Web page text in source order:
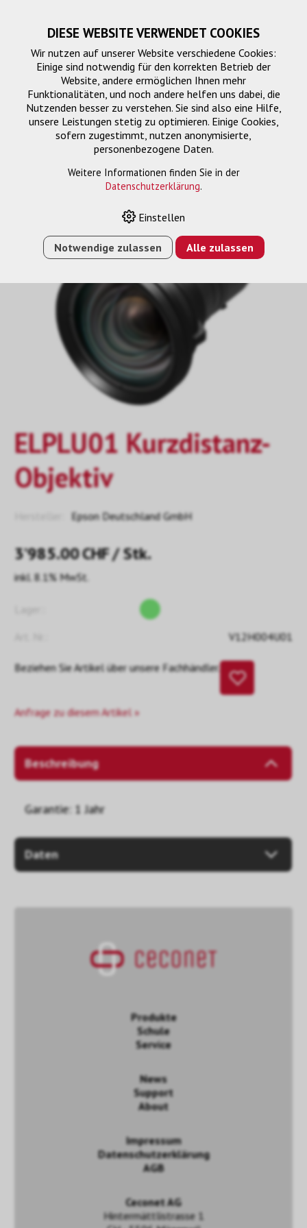
ELPLU01 Kurzdistanz-
Objektiv
Epson Deutschland GmbH
3’985.00CHF/ Stk.
inkl. 8.1% MwSt.
V12H004U01
Beziehen Sie Artikel über unsere Fachhändler.
Anfrage zu diesem Artikel »
Beschreibung
Garantie: 1 Jahr
Daten
Produkte
Schule
Service
News
Support
About
Impressum
Datenschutzerklärung
AGB
Ceconet AG
Hintermättlistrasse 1
DIESE WEBSITE VERWENDET COOKIES
Wir nutzen auf unserer Website verschiedene Cookies:
Einige sind notwendig für den korrekten Betrieb der
Website, andere ermöglichen Ihnen mehr
Funktionalitäten, und noch andere helfen uns dabei, die
Nutzenden besser zu verstehen. Sie sind also eine Hilfe,
unsere Leistungen stetig zu optimieren. Einige Cookies,
sofern zugestimmt, nutzen anonymisierte,
personenbezogene Daten.
Weitere Informationen finden Sie in der
Datenschutzerklärung.
Einstellen
Notwendige zulassen Alle zulassen